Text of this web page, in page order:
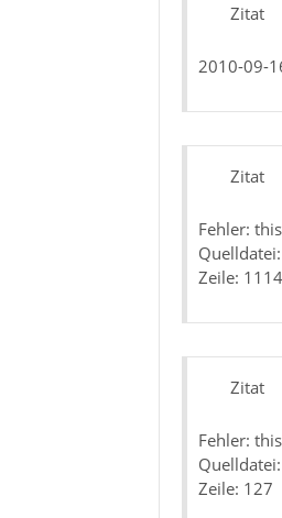
Zitat
2010-09-
Zitat
Fehler:
Zeile: 1114
Zitat
Fehler:
Zeile: 127